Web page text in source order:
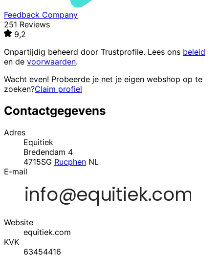
Feedback Company
251 Reviews
9,2
Onpartijdig beheerd door Trustprofile. Lees ons beleid
en de voorwaarden.
Wacht even! Probeerde je net je eigen webshop op te
zoeken?Claim profiel
Contactgegevens
Adres
Equitiek
Bredendam 4
4715SG Rucphen NL
E-mail
Website
equitiek.com
KVK
63454416